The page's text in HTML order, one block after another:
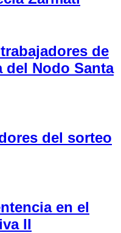
de
del Nodo Santa
del sorteo
en el
II